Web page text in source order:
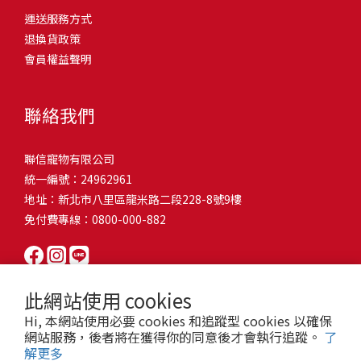
此網站使用 cookies
Hi, 本網站使用必要 cookies 和追蹤型 cookies 以確保
網站服務，後者將在獲得你的同意後才會執行追蹤。 了
解更多
和獨立能力。 幼犬訓練常見問題Q1: 幾個月大的幼犬最適合開始訓
練？A: 訓練可從幼犬到家首日開始（約8-10週大）。3-16週是社會
化黃金期，每次訓練控制在5-10分鐘內。Q2: 幼犬如廁訓練需要多久
屬啃咬玩具作替代品，發現不當啃咬時堅定說「不」，並引導至適
尿尿？A: 建立固定如廁時間表，成功時立即獎勵。限制活動範圍並
密切監督。意外發生時不責罵，使用專用除臭劑徹底清理。Q5: 幼犬
一直吠叫怎麼辦？A: 找出原因（尋求注意力、警戒、焦慮）。訓練
「安靜」指令，停止吠叫時獎勵。避免對吠叫作出反應，確保充分
向獎勵比懲罰更有效且健康。懲罰可能導致恐懼或攻擊行為，破壞
狗狗怎麼辦？A: 循序漸進社交化，從友善成犬開始。不強迫互動，
正面經驗後給予獎勵。考慮參加專業幼犬社交課程。Q8: 幼犬分離焦
慮要如何處理？A: 練習短暫分離，逐漸延長。離開和返家時保持低
調。提供能分散注意力的玩具，建立可預測的離家儀式。每隻幼犬
熱，水分流失快，腸道可能變得敏感，導致糞便變軟或拉稀。如果
換季時沒有適當調整環境，貓咪的腸胃就可能跟著「鬧脾氣」。冬
天注意保暖，提供暖墊、厚毯，避免冷風直吹。夏天補充水分，可
像是開冷氣又突然關掉，容易讓貓咪腸胃受影響。重點提醒：換季
時，記得關心貓咪的腸胃狀況，適當調整環境，幫助毛孩適應！ 貓
有血絲、異味特別重，那就要小心可能是 寄生蟲感染（如蛔蟲、鈎
蟲、球蟲）或腸胃炎、腸道疾病。這類情況會影響營養吸收，長期
下來甚至可能造成貓咪消瘦、免疫力下降。定期驅蟲（幼貓建議每
月一次，成貓每 3~6 個月一次）。觀察貓咪精神狀態，如果還伴隨
嘔吐、食慾下降，務必儘早就醫。重點提醒：如果貓咪拉肚子超過 2
天，或糞便異常，應立即帶去獸醫院檢查！ 貓咪拉肚子原因5. 情緒
壓力影響腸胃壓力不只影響人類，也會影響貓咪的腸胃！過度緊
張、焦慮、驚嚇（如煙火聲、大聲喧嘩），都可能讓貓咪拉肚子。
尤其是個性敏感的貓咪，對變化的適應力比較低，壓力一大，腸胃
就先「罷工」。減少壓力來源，盡量讓貓咪的作息固定。給貓咪陪
活中輕鬆改善看到滿屋子的貓毛是不是很抓狂？別擔心！其實只要
透過一些簡單的日常照護方式，就能有效減少貓咪掉毛情況。從梳
毛、洗澡到增加互動和營養調整，這些小撇步不僅能幫助貓咪維持
行動吧！ 預防貓掉毛方法1：勤勞梳毛養貓必備神器就是各種梳子
啦！勤勞梳毛是最直接有效的掉毛控制方法。定期梳理可以幫貓咪
髮打結和皮膚問題。建議週期：短毛貓每週梳1-2次，長毛貓則建議
2-3天梳一次。挑選合適的梳具也很重要，可以準備橡膠刷、鬃毛刷
或專用脫毛梳，依照毛質選擇。記得將梳毛變成愉快的日常儀式，
不僅能增加你們的互動時間，也讓貓咪享受被梳理的舒適感！預防
貓掉毛方法2：定期洗澡「貓咪會自己清潔，不需要洗澡」這個想法
其實不完全正確哦！適當的洗澡能幫助貓咪清除死毛和皮屑，減少
澡頻率不宜過高，一般室內貓咪1-3個月洗一次就足夠，過度洗澡反
而會造成皮膚乾燥。選擇專為貓咪設計的溫和洗毛精，洗後一定要
完全吹乾，避免濕毛造成皮膚問題。如果貓咪特別害怕洗澡，可以
的紙箱。建議一開始可以購買單價較低的入門款，觀察一下貓咪的
使用狀況，再考慮購買「豪宅」！ 項目費用用品貓碗$300貓窩
$500貓跳台$1,500貓砂盆$500貓抓板$300外出籠$1,000一次性養貓
咪是非常需要安全感的動物，可以準備一個專屬他的「寶座」，當
花費3：貓跳台貓咪雖然不需要外出進行放電，但在家中還是需要擺
放高度適合的貓跳台提供貓咪玩耍，貓跳台與貓窩相同，能給予貓
咪對於環境的安全感。一次性養貓用品相關花費4：貓砂盆貓咪排泄
用品，可選擇合適貓咪體型大小，不宜過小。一次性養貓用品相關
想，需要準備一個能夠讓牠們放肆磨爪的貓抓板。一次性養貓用品
時，外出籠就非常重要，平常也可以適度讓貓咪適應外出籠，避免
緊急情況時，貓咪過度抗拒。總結來說貓咪在健康及用品的一次性
費用大約落在 $ 7900~ $ 11600不等。雖說金額看起來不少，但以上
運送服務方式
退換貨政策
會員權益聲明
聯絡我們
聯信寵物有限公司
統一編號：24962961
地址：新北市八里區龍米路二段228-8號9樓
免付費專線：0800-000-882